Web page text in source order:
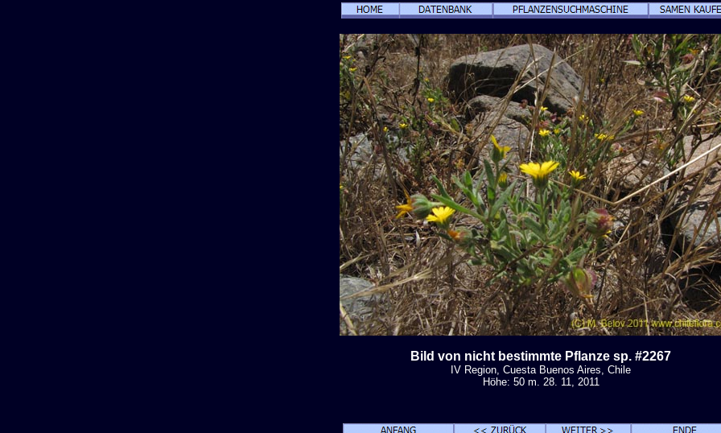
Bild von nicht bestimmte Pflanze sp. #2267
IV Region, Cuesta Buenos Aires, Chile
Höhe: 50 m. 28. 11, 2011